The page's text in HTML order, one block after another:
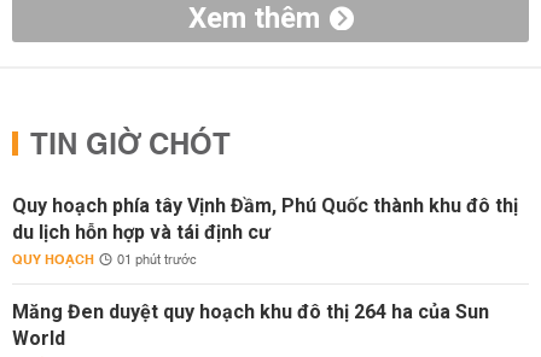
Xem thêm
TIN GIỜ CHÓT
Quy hoạch phía tây Vịnh Đầm, Phú Quốc thành khu đô thị
du lịch hỗn hợp và tái định cư
QUY HOẠCH 01 phút trước
Măng Đen duyệt quy hoạch khu đô thị 264 ha của Sun
World